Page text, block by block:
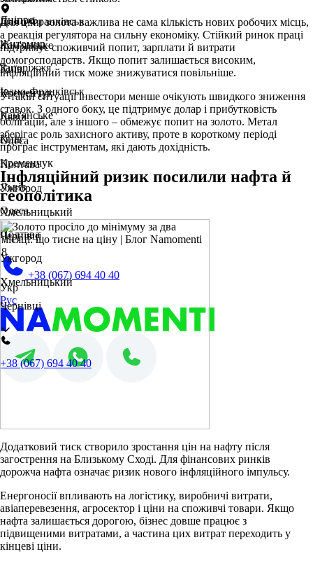
Івано-Франківськ
Кам'янське
Київ
Кременчук
Львів
Одеса
Полтава
Ужгород
Хмельницький
Чернівці
+38 (067) 694 40 40
Укр
Рус
Дніпро
Житомир
Запоріжжя
Івано-Франківськ
Кам'янське
Київ
Кременчук
Львів
Одеса
Полтава
Ужгород
Хмельницький
Чернівці
+38 (067) 694 40 40
Для ціни золота важлива не сама кількість нових робочих місць,
а реакція регулятора на сильну економіку. Стійкий ринок праці
підтримує споживчий попит, зарплати й витрати
домогосподарств. Якщо попит залишається високим,
інфляційний тиск може знижуватися повільніше.
У такій ситуації інвестори менше очікують швидкого зниження
ставок. З одного боку, це підтримує долар і прибутковість
облігацій, але з іншого – обмежує попит на золото. Метал
зберігає роль захисного активу, проте в короткому періоді
програє інструментам, які дають дохідність.
Інфляційний ризик посилили нафта й
геополітика
Додатковий тиск створило зростання цін на нафту після
загострення на Близькому Сході. Для фінансових ринків
дорожча нафта означає ризик нового інфляційного імпульсу.
Енергоносії впливають на логістику, виробничі витрати,
авіаперевезення, агросектор і ціни на споживчі товари. Якщо
нафта залишається дорогою, бізнес довше працює з
підвищеними витратами, а частина цих витрат переходить у
кінцеві ціни.